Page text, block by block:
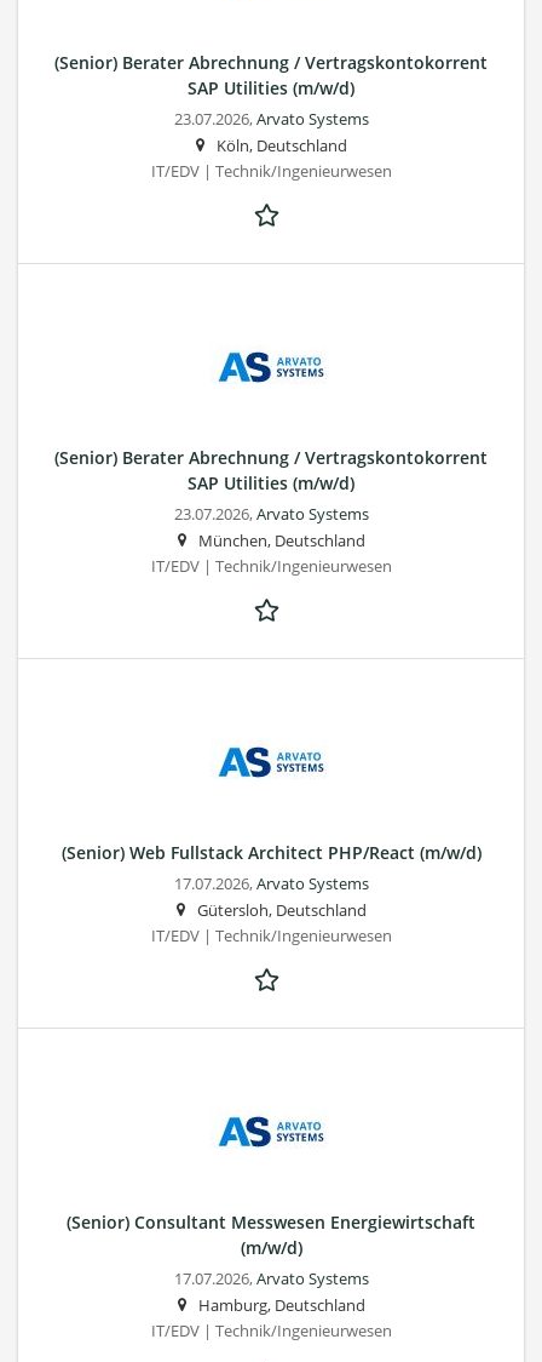
(Senior) Berater Abrechnung / Vertragskontokorrent
SAP Utilities (m/w/d)
23.07.2026,Arvato Systems
Köln, Deutschland
IT/EDV | Technik/Ingenieurwesen
(Senior) Berater Abrechnung / Vertragskontokorrent
SAP Utilities (m/w/d)
23.07.2026,Arvato Systems
München, Deutschland
IT/EDV | Technik/Ingenieurwesen
(Senior) Web Fullstack Architect PHP/React (m/w/d)
17.07.2026,Arvato Systems
Gütersloh, Deutschland
IT/EDV | Technik/Ingenieurwesen
(Senior) Consultant Messwesen Energiewirtschaft
(m/w/d)
17.07.2026,Arvato Systems
Hamburg, Deutschland
IT/EDV | Technik/Ingenieurwesen